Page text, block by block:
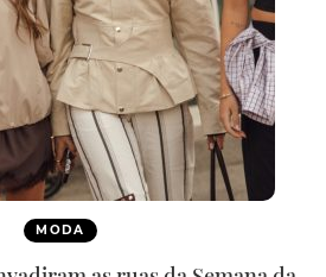
MODA